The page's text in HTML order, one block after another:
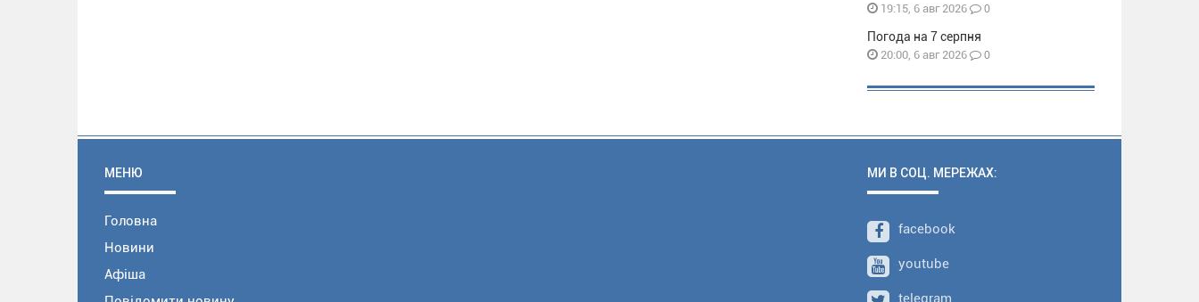
19:15, 6 авг 2026 0
Погода на 7 серпня
20:00, 6 авг 2026 0
МЕНЮ
Головна
Новини
Афіша
МИ В СОЦ. МЕРЕЖАХ:
facebook
youtube
telegram